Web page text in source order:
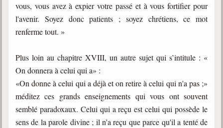
vous, vous avez à expier votre passé et à vous fortifier pour
l'avenir. Soyez donc patients ; soyez chrétiens, ce mot
renferme tout. »
Plus loin au chapitre XVIII, un autre sujet qui s’intitule : «
On donnera à celui qui a» :
«On donne à celui qui a déjà et on retire à celui qui n'a pas ;»
méditez ces grands enseignements qui vous ont souvent
semblé paradoxaux. Celui qui a reçu est celui qui possède le
sens de la parole divine ; il n'a reçu que parce qu'il a tenté de